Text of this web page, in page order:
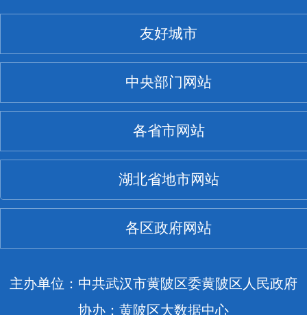
友好城市
中央部门网站
各省市网站
湖北省地市网站
各区政府网站
主办单位：中共武汉市黄陂区委黄陂区人民政府
协办：黄陂区大数据中心